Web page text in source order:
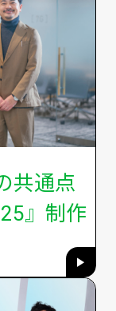
共通点
』制作